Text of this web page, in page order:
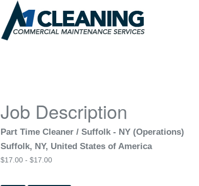
Job Description
Part Time Cleaner / Suffolk - NY (Operations)
Suffolk, NY, United States of America
$17.00 - $17.00